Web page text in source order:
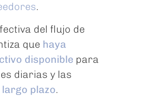
.
del flujo de
que haya
disponible para
diarias y las
plazo.